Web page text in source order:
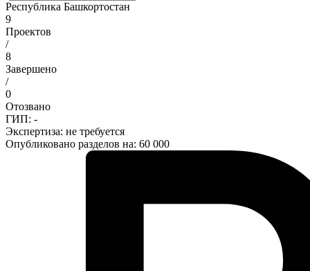
Республика Башкортостан
9
Проектов
/
8
Завершено
/
0
Отозвано
ГИП: -
Экспертиза: не требуется
Опубликовано разделов на: 60 000